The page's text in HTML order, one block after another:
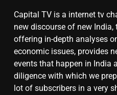
7
गाजा
8
Capital TV is a internet tv
new discourse of new
offering in-depth analyses
economic issues, provides
events that happen in India
diligence with which we
lot of subscribers in a very